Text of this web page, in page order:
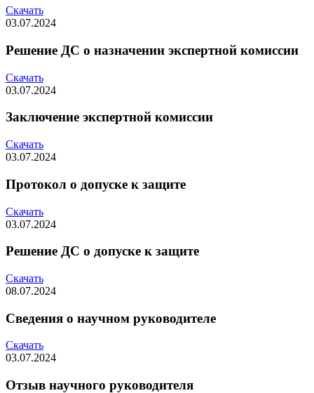
Скачать
03.07.2024
Решение ДС о назначении экспертной комиссии
Скачать
03.07.2024
Заключение экспертной комиссии
Скачать
03.07.2024
Протокол о допуске к защите
Скачать
03.07.2024
Решение ДС о допуске к защите
Скачать
08.07.2024
Сведения о научном руководителе
Скачать
03.07.2024
Отзыв научного руководителя